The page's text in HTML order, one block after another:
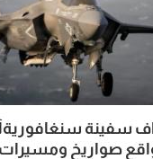
سفينة
صواريخ ومسيرات